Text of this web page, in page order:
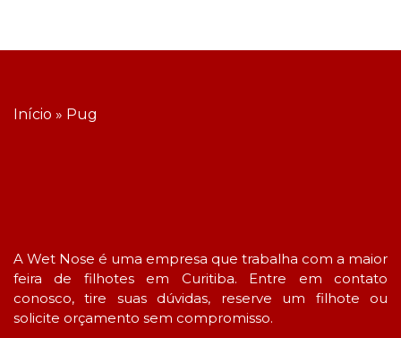
Início » Pug
A Wet Nose é uma empresa que trabalha com a maior
feira de filhotes em Curitiba. Entre em contato
conosco, tire suas dúvidas, reserve um filhote ou
solicite orçamento sem compromisso.